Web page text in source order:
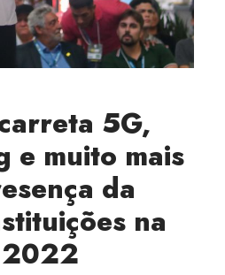
5G,
e muito mais
da
na
2022